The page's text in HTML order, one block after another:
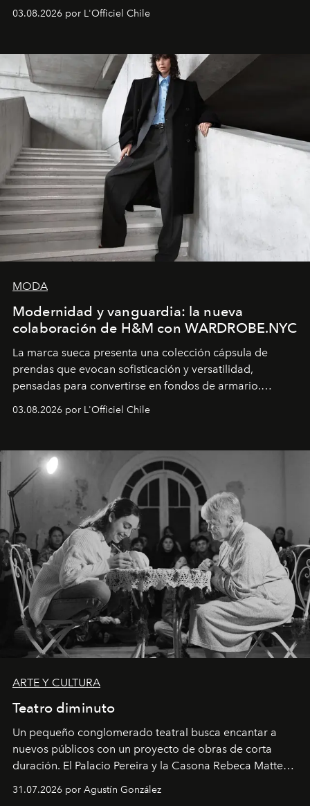
03.08.2026 por L'Officiel Chile
MODA
Modernidad y vanguardia: la nueva
colaboración de H&M con WARDROBE.NYC
La marca sueca presenta una colección cápsula de
prendas que evocan sofisticación y versatilidad,
pensadas para convertirse en fondos de armario.
Disponible en Chile desde el 6 de agosto.
03.08.2026 por L'Officiel Chile
ARTE Y CULTURA
Teatro diminuto
Un pequeño conglomerado teatral busca encantar a
nuevos públicos con un proyecto de obras de corta
duración. El Palacio Pereira y la Casona Rebeca Matte
son algunos de los lugares que han albergado estas
miniobras. Sus puestas en escena son limpias; ponen el
31.07.2026 por Agustín González